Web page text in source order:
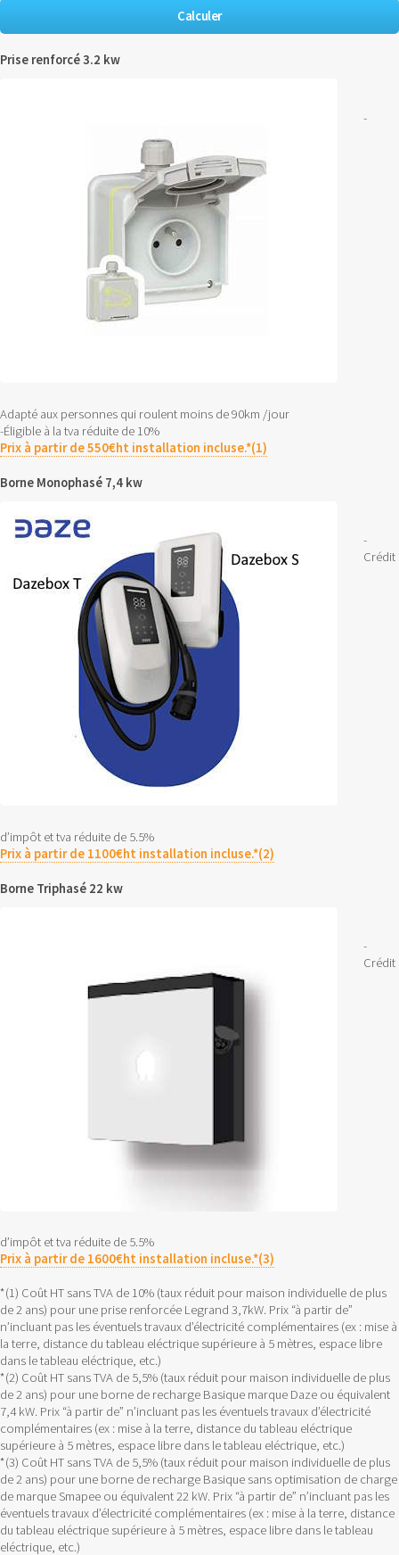
Prise renforcé 3.2 kw
-
Adapté aux personnes qui roulent moins de 90km /jour
-Éligible à la tva réduite de 10%
Prix à partir de 550€ht installation incluse.*(1)
Borne Monophasé 7,4 kw
-
Crédit
d’impôt et tva réduite de 5.5%
Prix à partir de 1100€ht installation incluse.*(2)
Borne Triphasé 22 kw
-
Crédit
d’impôt et tva réduite de 5.5%
Prix à partir de 1600€ht installation incluse.*(3)
*(1) Coût HT sans TVA de 10% (taux réduit pour maison individuelle de plus
de 2 ans) pour une prise renforcée Legrand 3,7kW. Prix “à partir de”
n’incluant pas les éventuels travaux d’électricité complémentaires (ex : mise à
la terre, distance du tableau eléctrique supérieure à 5 mètres, espace libre
dans le tableau eléctrique, etc.)
*(2) Coût HT sans TVA de 5,5% (taux réduit pour maison individuelle de plus
de 2 ans) pour une borne de recharge Basique marque Daze ou équivalent
7,4 kW. Prix “à partir de” n’incluant pas les éventuels travaux d’électricité
complémentaires (ex : mise à la terre, distance du tableau eléctrique
supérieure à 5 mètres, espace libre dans le tableau eléctrique, etc.)
*(3) Coût HT sans TVA de 5,5% (taux réduit pour maison individuelle de plus
de 2 ans) pour une borne de recharge Basique sans optimisation de charge
de marque Smapee ou équivalent 22 kW. Prix “à partir de” n’incluant pas les
éventuels travaux d’électricité complémentaires (ex : mise à la terre, distance
du tableau eléctrique supérieure à 5 mètres, espace libre dans le tableau
eléctrique, etc.)